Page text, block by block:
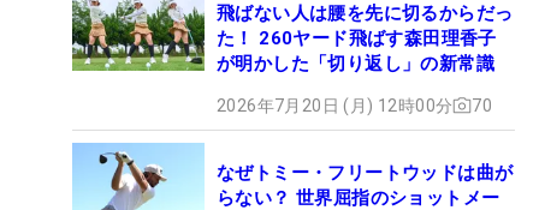
飛ばない人は腰を先に切るからだっ
た！ 260ヤード飛ばす森田理香子
が明かした「切り返し」の新常識
2026年7月20日 (月) 12時00分 70
なぜトミー・フリートウッドは曲が
らない？ 世界屈指のショットメー